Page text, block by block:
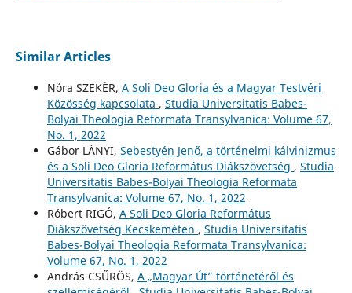
Similar Articles
Nóra SZEKÉR, A Soli Deo Gloria és a Magyar Testvéri
Közösség kapcsolata , Studia Universitatis Babes-
Bolyai Theologia Reformata Transylvanica: Volume 67,
No. 1, 2022
Gábor LÁNYI, Sebestyén Jenő, a történelmi kálvinizmus
és a Soli Deo Gloria Református Diákszövetség , Studia
Universitatis Babes-Bolyai Theologia Reformata
Transylvanica: Volume 67, No. 1, 2022
Róbert RIGÓ, A Soli Deo Gloria Református
Diákszövetség Kecskeméten , Studia Universitatis
Babes-Bolyai Theologia Reformata Transylvanica:
Volume 67, No. 1, 2022
András CSŰRÖS, A „Magyar Út” történetéről és